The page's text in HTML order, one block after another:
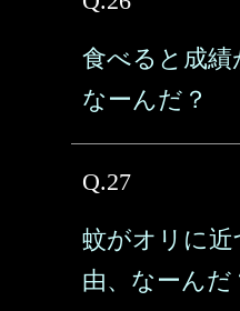
食べると成績
なーんだ？
Q.27
蚊がオリに
由、なーんだ